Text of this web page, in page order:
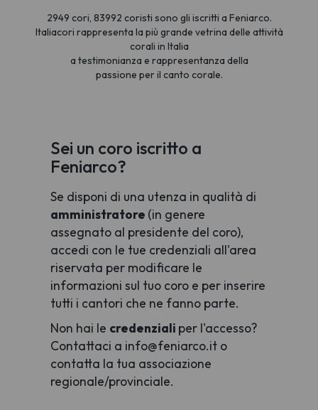
2949 cori, 83992 coristi sono gli iscritti a Feniarco.
Italiacori rappresenta la più grande vetrina delle attività
corali in Italia
a testimonianza e rappresentanza della
passione per il canto corale.
Sei un coro iscritto a
Feniarco?
Se disponi di una utenza in qualità di
amministratore (in genere
assegnato al presidente del coro),
accedi con le tue credenziali all'area
riservata per modificare le
informazioni sul tuo coro e per inserire
tutti i cantori che ne fanno parte.
Non hai le credenziali per l'accesso?
Contattaci a info@feniarco.it o
contatta la tua associazione
regionale/provinciale.